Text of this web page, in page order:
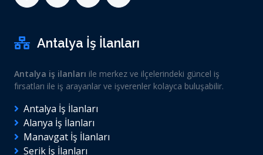
Antalya İş İlanları
Antalya iş ilanları ile merkez ve ilçelerindeki güncel iş
fırsatları ile iş arayanlar ve işverenler kolayca buluşabilir.
Antalya İş İlanları
Alanya İş İlanları
Manavgat İş İlanları
Serik İş İlanları